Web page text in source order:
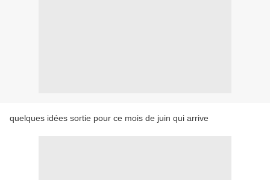
quelques idées sortie pour ce mois de juin qui arrive